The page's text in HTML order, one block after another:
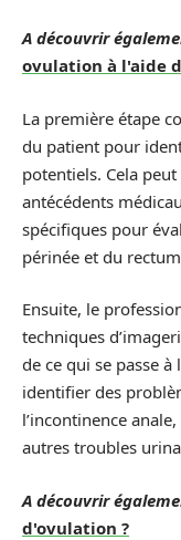
A découvrir
ovulation à l'aide
La première étape
du patient pour
potentiels. Cela
antécédents
spécifiques pour
périnée et du
Ensuite, le
techniques
de ce qui se passe
identifier des
l’incontinence
autres troubles
A découvrir
d'ovulation ?